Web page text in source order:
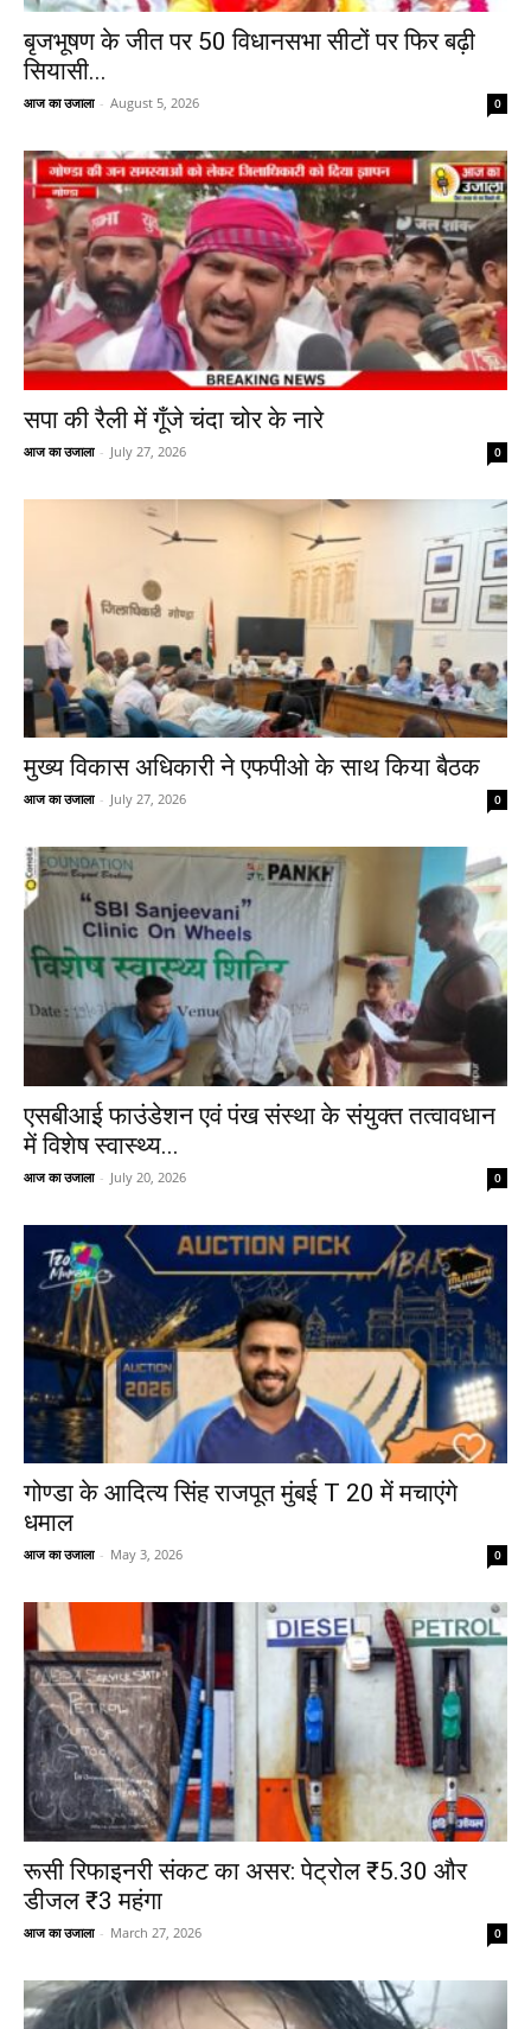
बृजभूषण के जीत पर 50 विधानसभा सीटों पर फिर बढ़ी
सियासी...
आज का उजाला - August 5, 2026 0
सपा की रैली में गूँजे चंदा चोर के नारे
आज का उजाला - July 27, 2026 0
मुख्य विकास अधिकारी ने एफपीओ के साथ किया बैठक
आज का उजाला - July 27, 2026 0
एसबीआई फाउंडेशन एवं पंख संस्था के संयुक्त तत्वावधान
में विशेष स्वास्थ्य...
आज का उजाला - July 20, 2026 0
गोण्डा के आदित्य सिंह राजपूत मुंबई T 20 में मचाएंगे
धमाल
आज का उजाला - May 3, 2026 0
रूसी रिफाइनरी संकट का असर: पेट्रोल ₹5.30 और
डीजल ₹3 महंगा
आज का उजाला - March 27, 2026 0